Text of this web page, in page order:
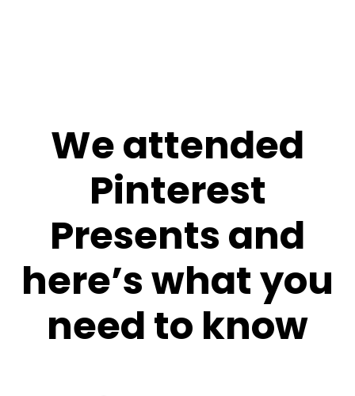
We attended
Pinterest
Presents and
here’s what you
need to know